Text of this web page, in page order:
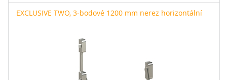
EXCLUSIVE TWO, 3-bodové 1200 mm nerez horizontální